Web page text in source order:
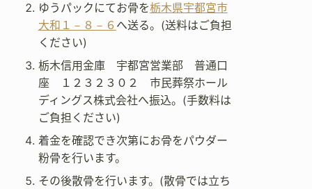
ゆうパックにてお骨を栃木県宇都宮市
大和１－８－６ へ送る。(送料はご負担
ください)
栃木信用金庫 宇都宮営業部 普通口
座 １２３２３０２ 市民葬祭ホール
ディングス株式会社へ振込。(手数料は
ご負担ください)
着金を確認でき次第にお骨をパウダー
粉骨を行います。
その後散骨を行います。(散骨では立ち